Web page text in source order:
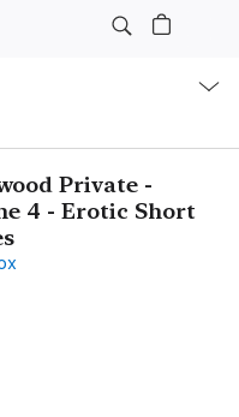
Private -
4 - Erotic Short